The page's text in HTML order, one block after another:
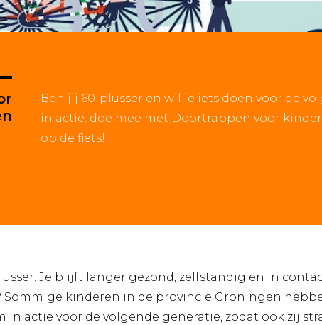
Ben jij 60-plusser en wil je iets doen voor de
in actie: doe mee met Doortrappen voor
op de fiets!
Je blijft langer gezond, zelfstandig en in
Sommige kinderen in de provincie Groningen
in actie voor de volgende generatie, zodat ook zij